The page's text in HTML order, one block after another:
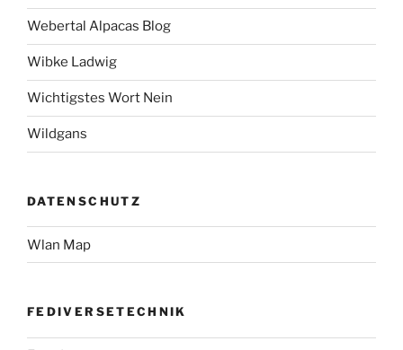
Webertal Alpacas Blog
Wibke Ladwig
Wichtigstes Wort Nein
Wildgans
DATENSCHUTZ
Wlan Map
FEDIVERSETECHNIK